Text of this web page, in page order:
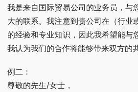
我是来自国际贸易公司的业务员，与
大的联系。我注意到贵公司在（行业
的经验和专业知识，因此我希望能与
我认为我们的合作将能够带来双方的
例二：
尊敬的先生/女士，